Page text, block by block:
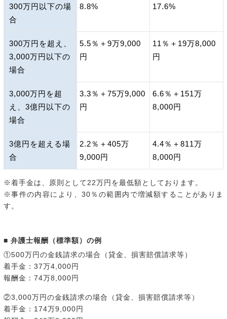
300万円以下の場
合
8.8% 17.6%
300万円を超え、
3,000万円以下の
場合
5.5％＋9万9,000
円
11％＋19万8,000
円
3,000万円を超
え、3億円以下の
場合
3.3％＋75万9,000
円
6.6％＋151万
8,000円
3億円を超える場
合
2.2％＋405万
9,000円
4.4％＋811万
8,000円
※着手金は、原則として22万円を最低額としております。
※事件の内容により、30％の範囲内で増減額することがありま
す。
■ 弁護士報酬（標準額）の例
①500万円の金銭請求の場合（貸金、損害賠償請求等）
着手金：37万4,000円
報酬金：74万8,000円
②3,000万円の金銭請求の場合（貸金、損害賠償請求等）
着手金：174万9,000円